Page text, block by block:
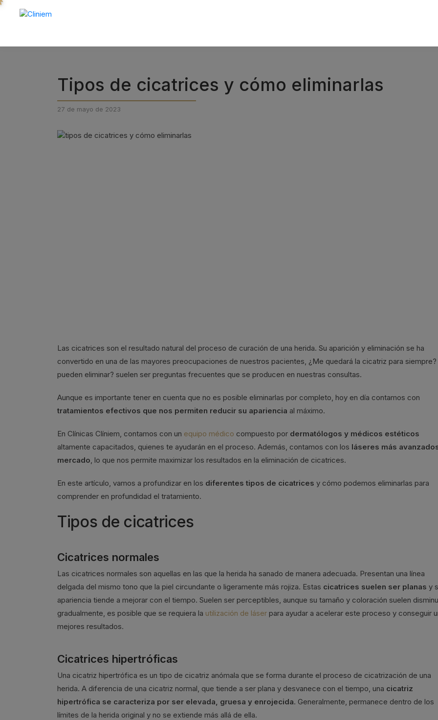
Tipos de cicatrices y cómo eliminarlas
27 de mayo de 2023
Las cicatrices son el resultado natural del proceso de curación de una herida. Su aparición y eliminación se ha
convertido en una de las mayores preocupaciones de nuestros pacientes, ¿Me quedará la cicatriz para siempre?
pueden eliminar? suelen ser preguntas frecuentes que se producen en nuestras consultas.
Aunque es importante tener en cuenta que no es posible eliminarlas por completo, hoy en día contamos con
tratamientos efectivos que nos permiten reducir su apariencia al máximo.
En Clínicas Clíniem, contamos con un equipo médico compuesto por dermatólogos y médicos estéticos
altamente capacitados, quienes te ayudarán en el proceso. Además, contamos con los láseres más
mercado, lo que nos permite maximizar los resultados en la eliminación de cicatrices.
En este artículo, vamos a profundizar en los diferentes tipos de cicatrices y cómo podemos eliminarlas para
comprender en profundidad el tratamiento.
Tipos de cicatrices
Cicatrices normales
Las cicatrices normales son aquellas en las que la herida ha sanado de manera adecuada. Presentan una línea
delgada del mismo tono que la piel circundante o ligeramente más rojiza. Estas cicatrices suelen ser planas y
apariencia tiende a mejorar con el tiempo. Suelen ser perceptibles, aunque su tamaño y coloración suelen
gradualmente, es posible que se requiera la utilización de láser para ayudar a acelerar este proceso y conseguir
mejores resultados.
Cicatrices hipertróficas
Una cicatriz hipertrófica es un tipo de cicatriz anómala que se forma durante el proceso de cicatrización de una
herida. A diferencia de una cicatriz normal, que tiende a ser plana y desvanece con el tiempo, una cicatriz
hipertrófica se caracteriza por ser elevada, gruesa y enrojecida. Generalmente, permanece dentro de los
límites de la herida original y no se extiende más allá de ella.